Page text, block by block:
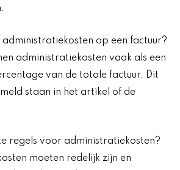
administratiekosten op een factuur?
administratiekosten vaak als een
van de totale factuur. Dit
staan in het artikel of de
regels voor administratiekosten?
moeten redelijk zijn en